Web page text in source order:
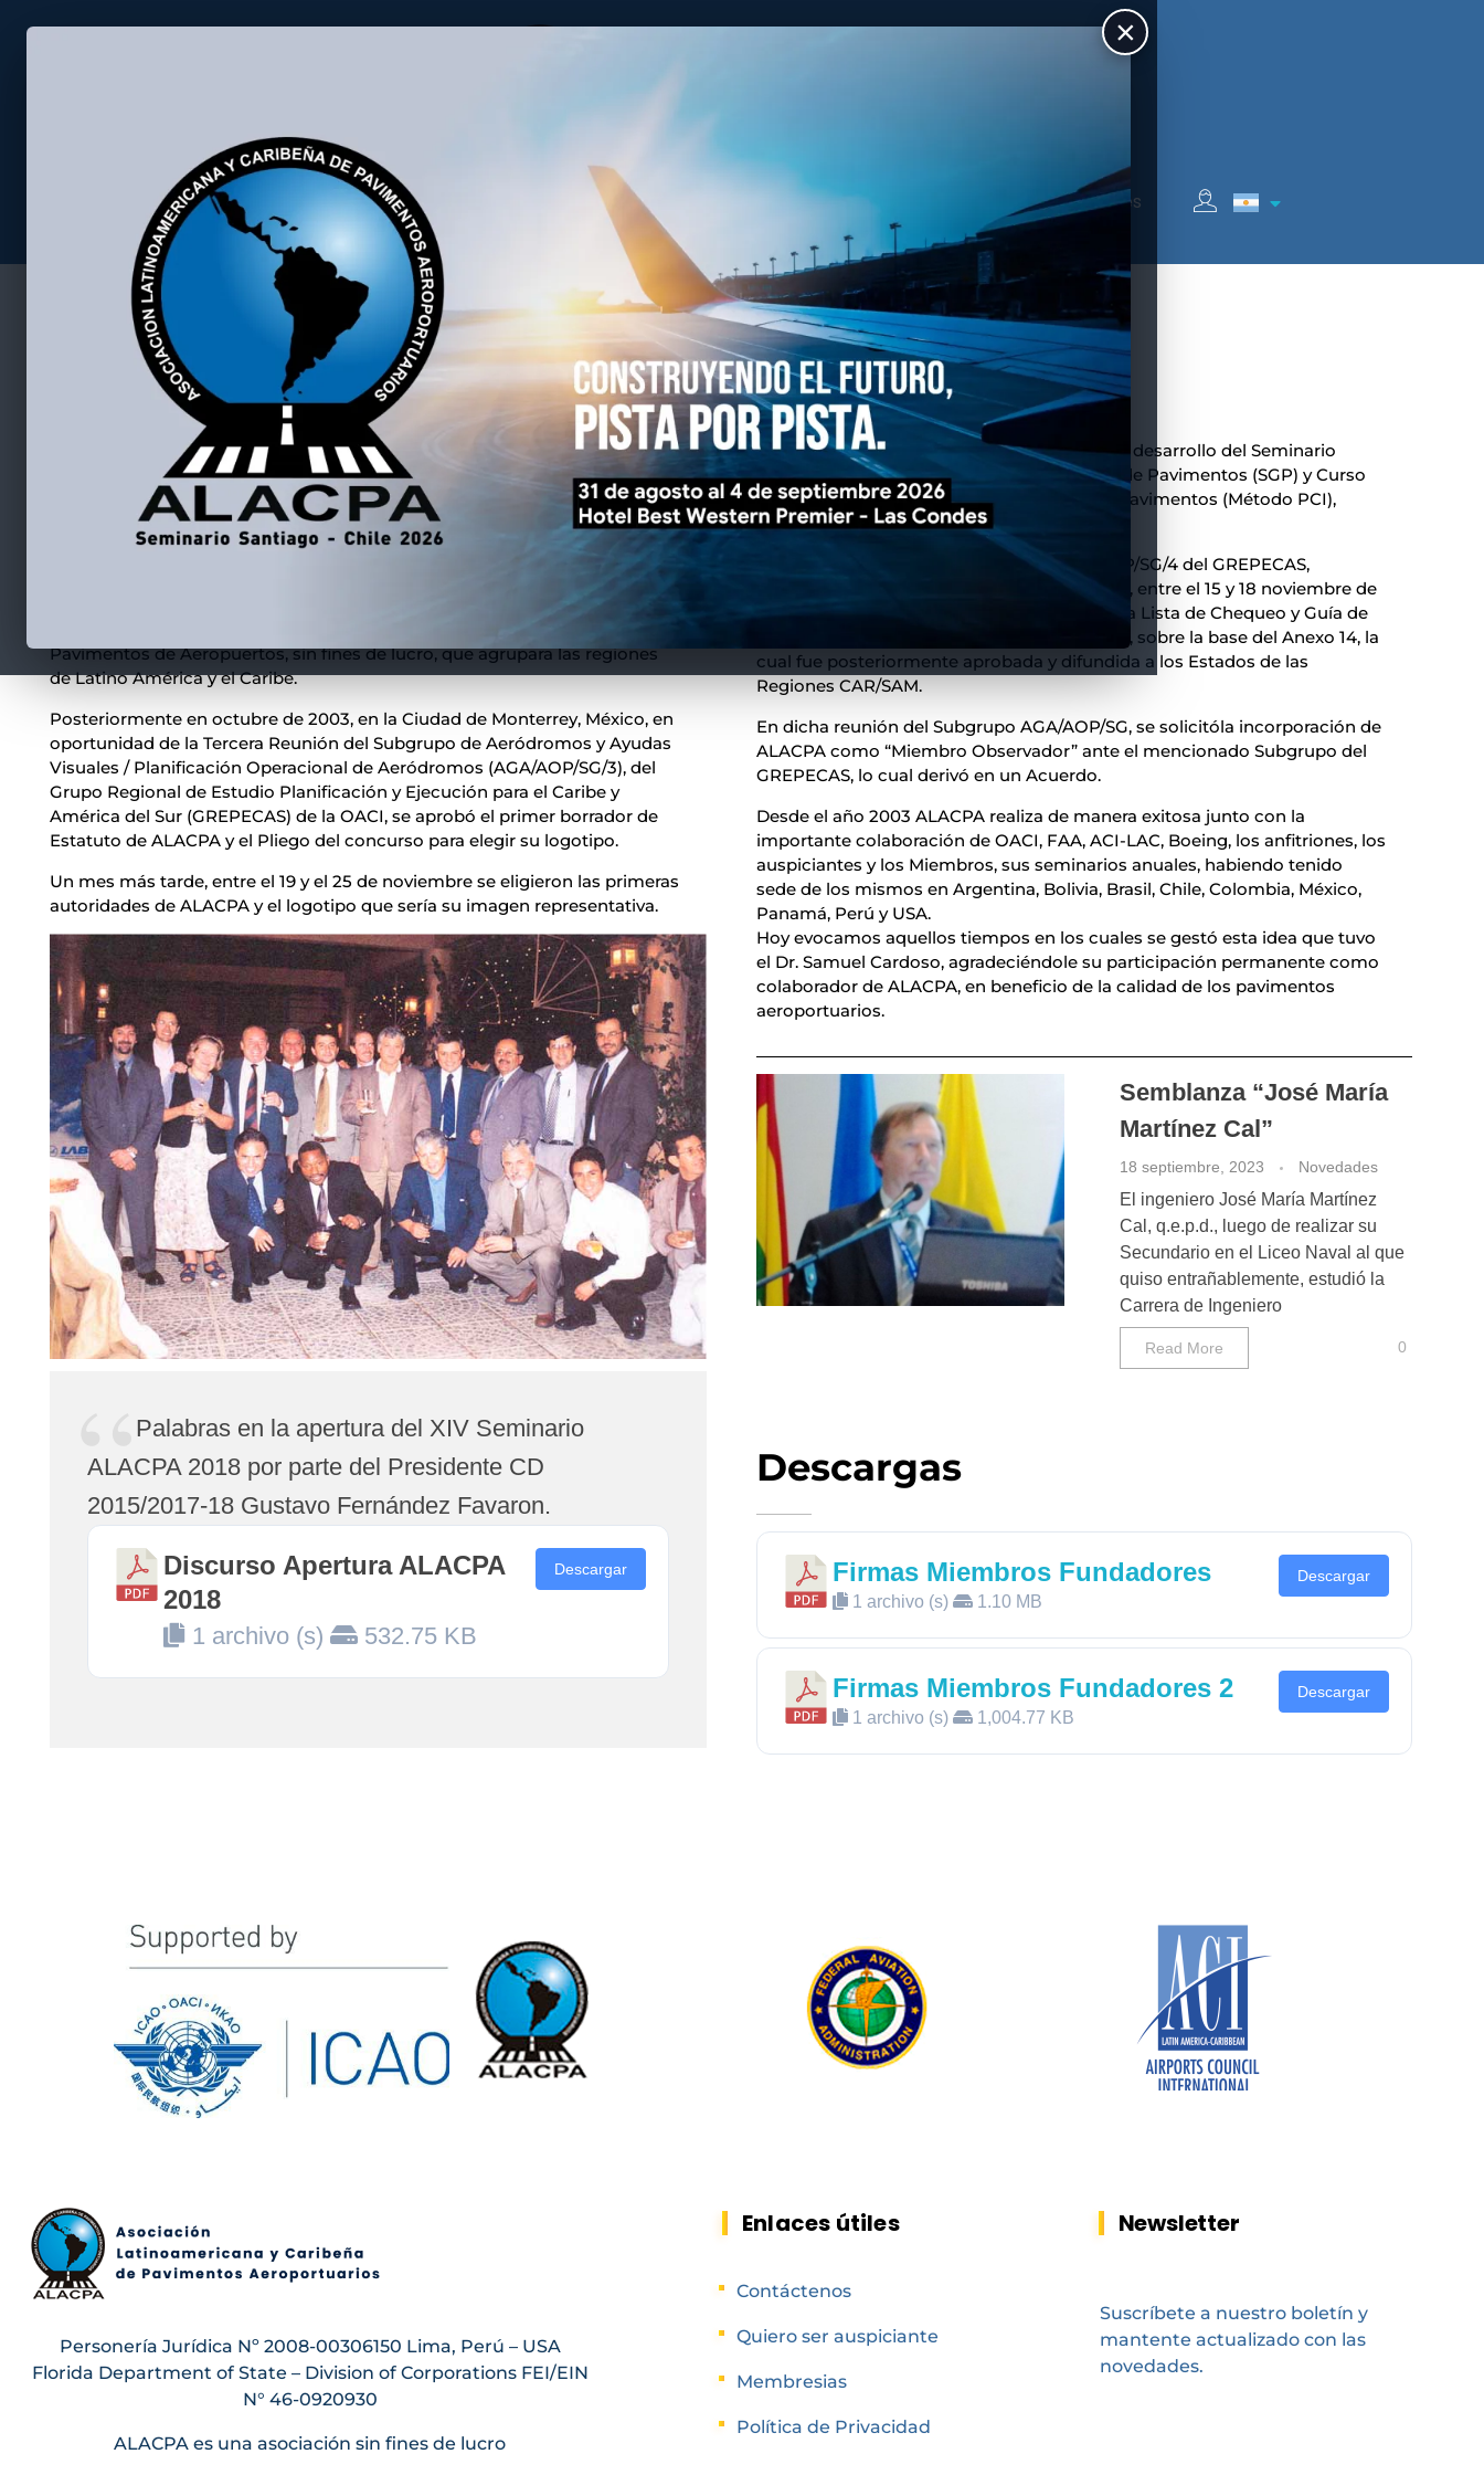
×
Home Seminario 2026 Consejo Directivo Eventos
Auspiciantes
Membresías
Nuestra Historia
La Asociación Latinoamericana y Caribeña de Pavimentos Aeroportuarios
(ALACPA) nació a instancias de la Organización de Aviación Civil
Internacional (OACI) el Jueves 25 de Julio del 2002, cuando un grupo de
participantes del Seminario sobre Pavimentos de Aeropuertos y Curso
Rápido sobre la Interacción Aeronave/Pavimento, Aeródromos y Ayudas
decidió aceptar el reto propuesto por el Dr. Samuel Cardoso, Oficial AGA de
Pavimentos de Aeropuertos, sin fines de lucro, que agrupara las regiones
de Latino América y el Caribe.
Posteriormente en octubre de 2003, en la Ciudad de Monterrey, México, en
oportunidad de la Tercera Reunión del Subgrupo de Aeródromos y Ayudas
Visuales / Planificación Operacional de Aeródromos (AGA/AOP/SG/3), del
Grupo Regional de Estudio Planificación y Ejecución para el Caribe y
América del Sur (GREPECAS) de la OACI, se aprobó el primer borrador de
Estatuto de ALACPA y el Pliego del concurso para elegir su logotipo.
Un mes más tarde, entre el 19 y el 25 de noviembre se eligieron las primeras
autoridades de ALACPA y el logotipo que sería su imagen representativa.
Palabras en la apertura del XIV Seminario
ALACPA 2018 por parte del Presidente CD
2015/2017-18 Gustavo Fernández Favaron.
Discurso Apertura ALACPA
2018
1 archivo (s) 532.75 KB
Descargar
Este acto histórico se llevó a cabo durante el desarrollo del Seminario
OACI-ACI/LAC, sobre Sistemas de Gerencia de Pavimentos (SGP) y Curso
Rápido sobre el Índice de Condición de los Pavimentos (Método PCI),
realizado en la ciudad de Lima, Perú.
En la Cuarta Reunión del Subgrupo AGA/AOP/SG/4 del GREPECAS,
realizada en la ciudad de México D.F., México, entre el 15 y 18 noviembre de
2004, se presentó una Nota de Estudio con la Lista de Chequeo y Guía de
Inspección para Inspectores de Aeródromos, sobre la base del Anexo 14, la
cual fue posteriormente aprobada y difundida a los Estados de las
Regiones CAR/SAM.
En dicha reunión del Subgrupo AGA/AOP/SG, se solicitóla incorporación de
ALACPA como “Miembro Observador” ante el mencionado Subgrupo del
GREPECAS, lo cual derivó en un Acuerdo.
Desde el año 2003 ALACPA realiza de manera exitosa junto con la
importante colaboración de OACI, FAA, ACI-LAC, Boeing, los anfitriones, los
auspiciantes y los Miembros, sus seminarios anuales, habiendo tenido
sede de los mismos en Argentina, Bolivia, Brasil, Chile, Colombia, México,
Panamá, Perú y USA.
Hoy evocamos aquellos tiempos en los cuales se gestó esta idea que tuvo
el Dr. Samuel Cardoso, agradeciéndole su participación permanente como
colaborador de ALACPA, en beneficio de la calidad de los pavimentos
aeroportuarios.
Semblanza “José María
Martínez Cal”
18 septiembre, 2023 Novedades
El ingeniero José María Martínez
Cal, q.e.p.d., luego de realizar su
Secundario en el Liceo Naval al que
quiso entrañablemente, estudió la
Carrera de Ingeniero
Read More 0
Descargas
Firmas Miembros Fundadores
1 archivo (s) 1.10 MB
Descargar
Firmas Miembros Fundadores 2
1 archivo (s) 1,004.77 KB
Descargar
Personería Jurídica Nº 2008-00306150 Lima, Perú – USA
Florida Department of State – Division of Corporations FEI/EIN
N° 46-0920930
ALACPA es una asociación sin fines de lucro
Enlaces útiles
Contáctenos
Quiero ser auspiciante
Membresias
Política de Privacidad
Newsletter
Suscríbete a nuestro boletín y
mantente actualizado con las
novedades.